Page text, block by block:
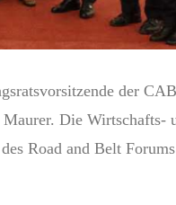
der
Die Wirtschafts-
Road and Belt